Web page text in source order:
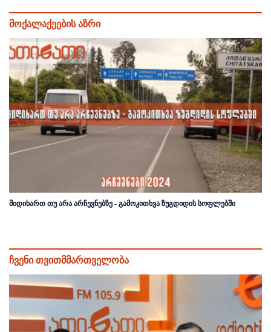
მოქალაქეების აზრი
მიდიხართ თუ არა არჩევნებზე - გამოკითხვა ზუგდიდის სოფლებში
ჩვენი თვითმმართველობა